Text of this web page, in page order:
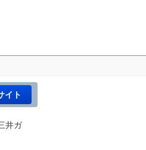
イト
井ガ